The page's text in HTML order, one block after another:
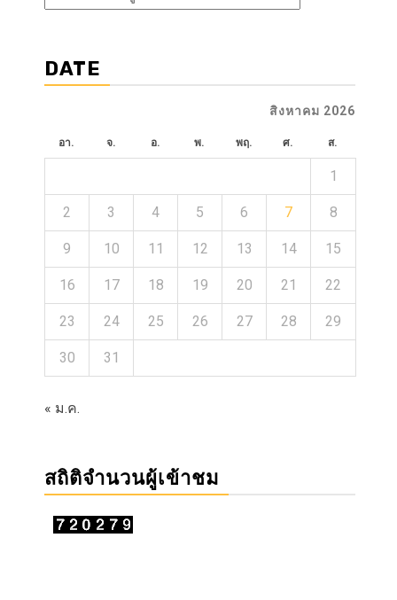
ข่าว
DATE
สิงหาคม 2026
อา. จ. อ. พ. พฤ. ศ. ส.
1
2 3 4 5 6 7 8
9 10 11 12 13 14 15
16 17 18 19 20 21 22
23 24 25 26 27 28 29
30 31
« ม.ค.
สถิติจำนวนผู้เข้าชม